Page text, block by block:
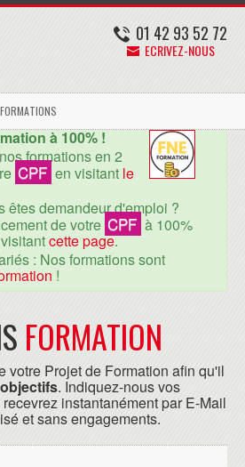
01 42 93 52 72
ECRIVEZ-NOUS
à 100% !
formations en 2
CPF en visitant le
êtes demandeur d'emploi ?
de votre CPF à 100%
cette page.
: Nos formations sont
!
FORMATION
votre Projet de Formation afin qu'il
. Indiquez-nous vos
instantanément par E-Mail
et sans engagements.